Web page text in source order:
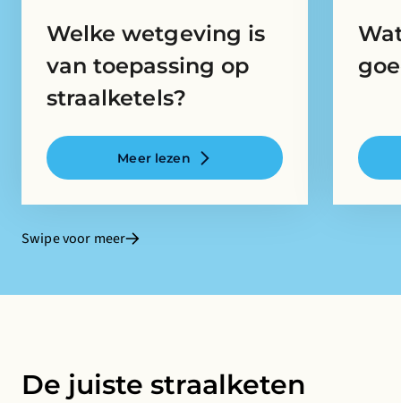
Welke wetgeving is
van toepassing op
straalketels?
Meer lezen
Swipe voor meer
De juiste straalketen